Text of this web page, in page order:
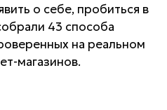
о себе, пробиться в
43 способа
на реальном
магазинов.